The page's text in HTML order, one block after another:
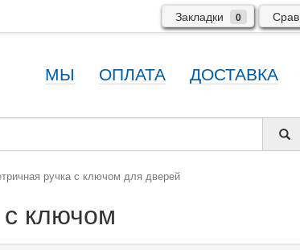
Закладки 0
МЫ ОПЛАТА ДОСТАВКА
ручка с ключом для дверей
ключом